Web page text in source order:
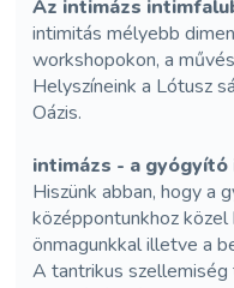
Az intimázs
intimitás mélyebb
workshopokon, a
Helyszíneink a Lótusz
Oázis.
intimázs - a
Hiszünk abban, hogy a
középpontunkhoz közel
önmagunkkal illetve a
A tantrikus